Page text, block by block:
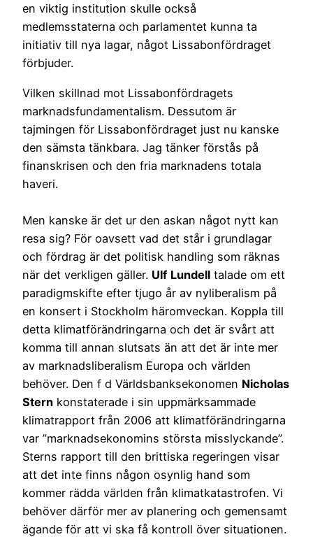
en viktig institution skulle också
medlemsstaterna och parlamentet kunna ta
initiativ till nya lagar, något Lissabonfördraget
förbjuder.
Vilken skillnad mot Lissabonfördragets
marknadsfundamentalism. Dessutom är
tajmingen för Lissabonfördraget just nu kanske
den sämsta tänkbara. Jag tänker förstås på
finanskrisen och den fria marknadens totala
haveri.
Men kanske är det ur den askan något nytt kan
resa sig? För oavsett vad det står i grundlagar
och fördrag är det politisk handling som räknas
när det verkligen gäller. Ulf Lundell talade om ett
paradigmskifte efter tjugo år av nyliberalism på
en konsert i Stockholm häromveckan. Koppla till
detta klimatförändringarna och det är svårt att
komma till annan slutsats än att det är inte mer
av marknadsliberalism Europa och världen
behöver. Den f d Världsbanksekonomen Nicholas
Stern konstaterade i sin uppmärksammade
klimatrapport från 2006 att klimatförändringarna
var ”marknadsekonomins största misslyckande”.
Sterns rapport till den brittiska regeringen visar
att det inte finns någon osynlig hand som
kommer rädda världen från klimatkatastrofen. Vi
behöver därför mer av planering och gemensamt
ägande för att vi ska få kontroll över situationen.